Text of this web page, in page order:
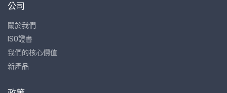
公司
關於我們
ISO證書
我們的核心價值
新產品